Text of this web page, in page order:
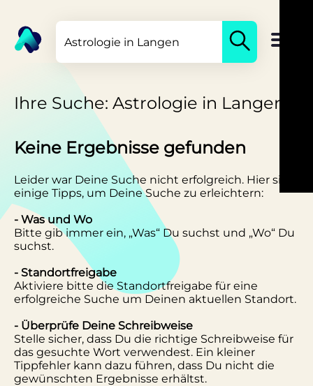
Ihre Suche: Astrologie in Langen
Keine Ergebnisse gefunden
Leider war Deine Suche nicht erfolgreich. Hier sind
einige Tipps, um Deine Suche zu erleichtern:
- Was und Wo
Bitte gib immer ein, „Was“ Du suchst und „Wo“ Du
suchst.
- Standortfreigabe
Aktiviere bitte die Standortfreigabe für eine
erfolgreiche Suche um Deinen aktuellen Standort.
- Überprüfe Deine Schreibweise
Stelle sicher, dass Du die richtige Schreibweise für
das gesuchte Wort verwendest. Ein kleiner
Tippfehler kann dazu führen, dass Du nicht die
gewünschten Ergebnisse erhältst.